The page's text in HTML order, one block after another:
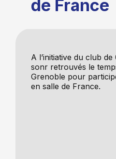
de France
A l’initiative du club
sonr retrouvés le
Grenoble pour
en salle de France.